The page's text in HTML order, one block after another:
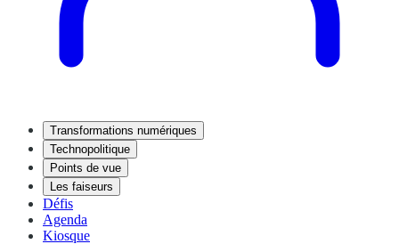
Transformations numériques
Technopolitique
Points de vue
Les faiseurs
Défis
Agenda
Kiosque